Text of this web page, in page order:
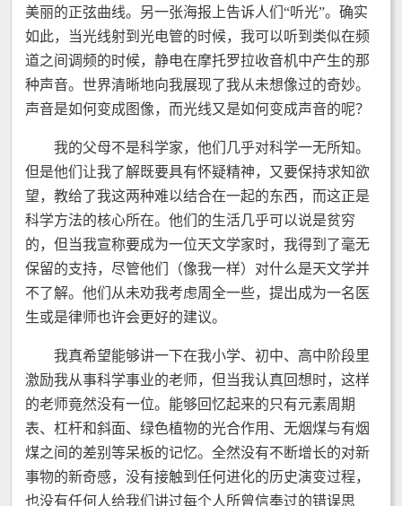
美丽的正弦曲线。另一张海报上告诉人们“听光”。确实
如此，当光线射到光电管的时候，我可以听到类似在频
道之间调频的时候，静电在摩托罗拉收音机中产生的那
种声音。世界清晰地向我展现了我从未想像过的奇妙。
声音是如何变成图像，而光线又是如何变成声音的呢？
我的父母不是科学家，他们几乎对科学一无所知。
但是他们让我了解既要具有怀疑精神，又要保持求知欲
望，教给了我这两种难以结合在一起的东西，而这正是
科学方法的核心所在。他们的生活几乎可以说是贫穷
的，但当我宣称要成为一位天文学家时，我得到了毫无
保留的支持，尽管他们（像我一样）对什么是天文学并
不了解。他们从未劝我考虑周全一些，提出成为一名医
生或是律师也许会更好的建议。
我真希望能够讲一下在我小学、初中、高中阶段里
激励我从事科学事业的老师，但当我认真回想时，这样
的老师竟然没有一位。能够回忆起来的只有元素周期
表、杠杆和斜面、绿色植物的光合作用、无烟煤与有烟
煤之间的差别等呆板的记忆。全然没有不断增长的对新
事物的新奇感，没有接触到任何进化的历史演变过程，
也没有任何人给我们讲过每个人所曾信奉过的错误思